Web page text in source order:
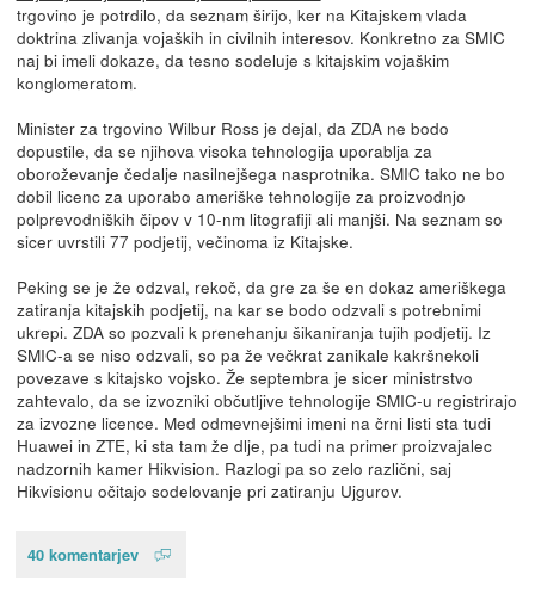
trgovino je potrdilo, da seznam širijo, ker na Kitajskem vlada
doktrina zlivanja vojaških in civilnih interesov. Konkretno za SMIC
naj bi imeli dokaze, da tesno sodeluje s kitajskim vojaškim
konglomeratom.
Minister za trgovino Wilbur Ross je dejal, da ZDA ne bodo
dopustile, da se njihova visoka tehnologija uporablja za
oboroževanje čedalje nasilnejšega nasprotnika. SMIC tako ne bo
dobil licenc za uporabo ameriške tehnologije za proizvodnjo
polprevodniških čipov v 10-nm litografiji ali manjši. Na seznam so
sicer uvrstili 77 podjetij, večinoma iz Kitajske.
Peking se je že odzval, rekoč, da gre za še en dokaz ameriškega
zatiranja kitajskih podjetij, na kar se bodo odzvali s potrebnimi
ukrepi. ZDA so pozvali k prenehanju šikaniranja tujih podjetij. Iz
SMIC-a se niso odzvali, so pa že večkrat zanikale kakršnekoli
povezave s kitajsko vojsko. Že septembra je sicer ministrstvo
zahtevalo, da se izvozniki občutljive tehnologije SMIC-u registrirajo
za izvozne licence. Med odmevnejšimi imeni na črni listi sta tudi
Huawei in ZTE, ki sta tam že dlje, pa tudi na primer proizvajalec
nadzornih kamer Hikvision. Razlogi pa so zelo različni, saj
Hikvisionu očitajo sodelovanje pri zatiranju Ujgurov.
40 komentarjev